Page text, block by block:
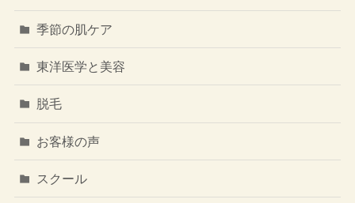
季節の肌ケア
東洋医学と美容
脱毛
お客様の声
スクール